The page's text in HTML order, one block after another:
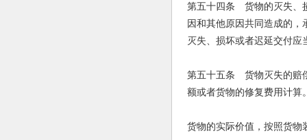
第五十四条 货物的灭失、
因和其他原因共同造成的
灭失、损坏或者迟延交付应
第五十五条 货物灭失的赔
额或者货物的修复费用计算
货物的实际价值，按照货物